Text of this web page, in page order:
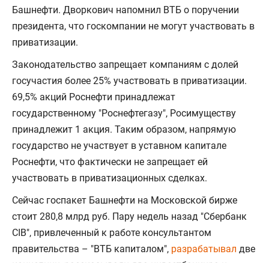
Башнефти. Дворкович напомнил ВТБ о поручении
президента, что госкомпании не могут участвовать в
приватизации.
Законодательство запрещает компаниям с долей
госучастия более 25% участвовать в приватизации.
69,5% акций Роснефти принадлежат
государственному "Роснефтегазу", Росимуществу
принадлежит 1 акция. Таким образом, напрямую
государство не участвует в уставном капитале
Роснефти, что фактически не запрещает ей
участвовать в приватизационных сделках.
Сейчас госпакет Башнефти на Московской бирже
стоит 280,8 млрд руб. Пару недель назад "Сбербанк
CIB", привлеченный к работе консультантом
правительства – "ВТБ капиталом", разрабатывал две